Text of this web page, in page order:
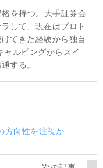
を持つ。大手証券会
して、現在はプロト
てきた経験から独自
ルピングからスイ
する。
方向性を注視か